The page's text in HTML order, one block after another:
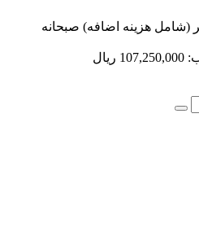
(شامل هزینه اضافه) صبحانه
107,250,000 ریال